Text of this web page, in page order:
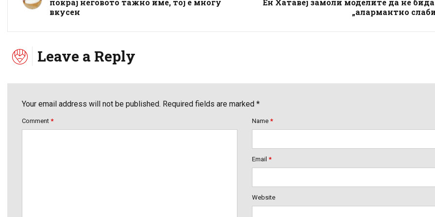
покрај неговото тажно име, тој е многу
вкусен
Ен Хатавеј замоли моделите да не
„алармантно
Leave a Reply
Your email address will not be published. Required fields are marked *
Comment * Name *
Email *
Website